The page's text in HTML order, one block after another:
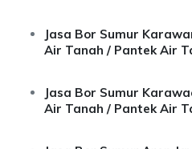
Jasa Bor Sumur
Air Tanah / Pantek Air
Jasa Bor Sumur
Air Tanah / Pantek Air